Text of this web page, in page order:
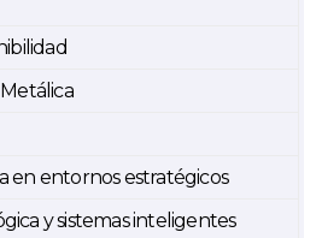
en entornos estratégicos
y sistemas inteligentes